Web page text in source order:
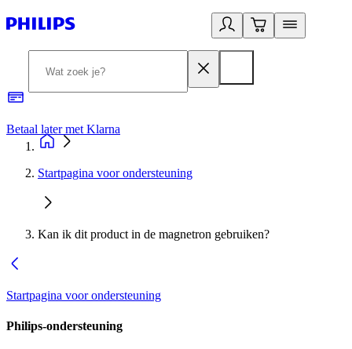
Betaal later met Klarna
Startpagina voor ondersteuning
Kan ik dit product in de magnetron gebruiken?
Startpagina voor ondersteuning
Philips-ondersteuning